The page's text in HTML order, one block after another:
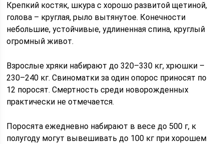
Крепкий костяк, шкура с хорошо развитой щетиной,
голова – круглая, рыло вытянутое. Конечности
небольшие, устойчивые, удлиненная спина, круглый
огромный живот.
Взрослые хряки набирают до 320–330 кг, хрюшки –
230–240 кг. Свиноматки за один опорос приносят по
12 поросят. Смертность среди новорожденных
практически не отмечается.
Поросята ежедневно набирают в весе до 500 г, к
полугоду могут вывешивать до 100 кг при хорошем